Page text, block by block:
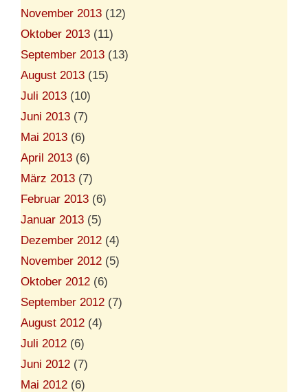
November 2013 (12)
Oktober 2013 (11)
September 2013 (13)
August 2013 (15)
Juli 2013 (10)
Juni 2013 (7)
Mai 2013 (6)
April 2013 (6)
März 2013 (7)
Februar 2013 (6)
Januar 2013 (5)
Dezember 2012 (4)
November 2012 (5)
Oktober 2012 (6)
September 2012 (7)
August 2012 (4)
Juli 2012 (6)
Juni 2012 (7)
Mai 2012 (6)